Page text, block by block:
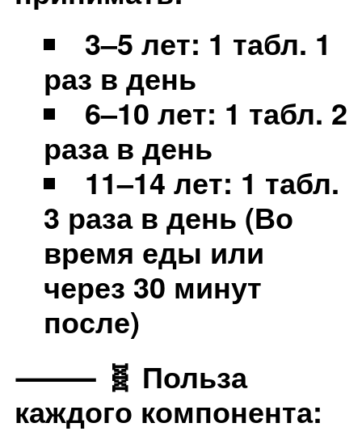
3–5 лет: 1 табл. 1
раз в день
6–10 лет: 1 табл. 2
раза в день
11–14 лет: 1 табл.
3 раза в день (Во
время еды или
через 30 минут
после)
⸻ 🧬 Польза
каждого компонента: